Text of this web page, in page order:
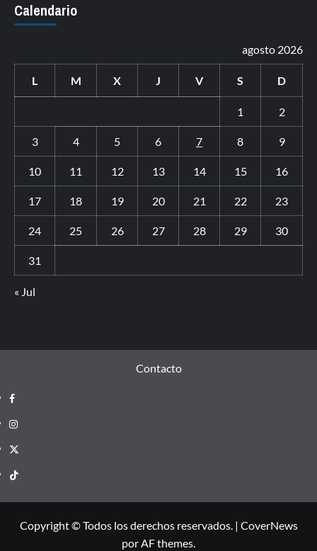
Calendario
agosto 2026
L M X J V S D
1 2
3 4 5 6 7 8 9
10 11 12 13 14 15 16
17 18 19 20 21 22 23
24 25 26 27 28 29 30
31
« Jul
Contacto
Copyright © Todos los derechos reservados. | CoverNews
por AF themes.